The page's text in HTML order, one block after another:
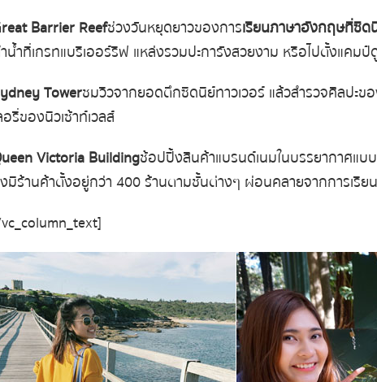
Barrier Reefช่วงวันหยุดยาวของการเรียนภาษาอังกฤษที่ซิด
น้ำที่เกรทแบริเออร์รีฟ แหล่งรวมปะการังสวยงาม หรือไปตั้งแคม
Towerชมวิวจากยอดตึกซิดนีย์ทาวเวอร์ แล้วสำรวจศิลปะข
อรี่ของนิวเซ้าท์เวลส์
Victoria Buildingช้อปปิ้งสินค้าแบรนด์เนมในบรรยากาศแบบ
มีร้านค้าตั้งอยู่กว่า 400 ร้านตามชั้นต่างๆ ผ่อนคลายจากการเรี